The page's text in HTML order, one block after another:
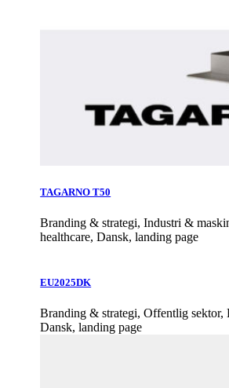
TAGARNO T50
Branding & strategi, Industri &
healthcare, Dansk, landing page
EU2025DK
Branding & strategi, Offentlig sektor,
Dansk, landing page